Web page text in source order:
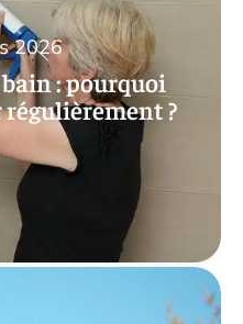
: pourquoi
?
2026